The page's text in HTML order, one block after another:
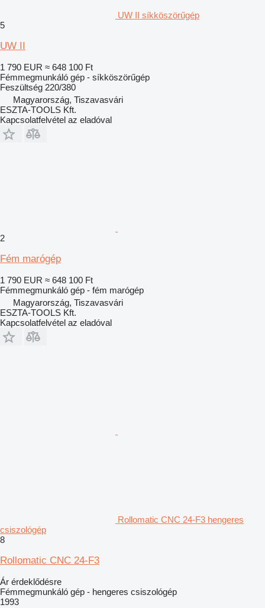
UW II síkköszörűgép
5
UW II
1 790 EUR ≈ 648 100 Ft
Fémmegmunkáló gép - síkköszörűgép
Feszültség 220/380
Magyarország, Tiszavasvári
ESZTA-TOOLS Kft.
Kapcsolatfelvétel az eladóval
2
Fém marógép
1 790 EUR ≈ 648 100 Ft
Fémmegmunkáló gép - fém marógép
Magyarország, Tiszavasvári
ESZTA-TOOLS Kft.
Kapcsolatfelvétel az eladóval
Rollomatic CNC 24-F3 hengeres
csiszológép
8
Rollomatic CNC 24-F3
Ár érdeklődésre
Fémmegmunkáló gép - hengeres csiszológép
1993